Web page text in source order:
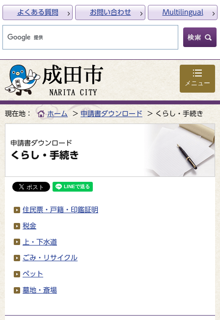
メニュー
よくある質問 お問い合わせ Multilingual
現在地： ホーム 申請書ダウンロード くらし・手続き
申請書ダウンロード
くらし・手続き
住民票・戸籍・印鑑証明
税金
上・下水道
ごみ・リサイクル
ペット
墓地・斎場